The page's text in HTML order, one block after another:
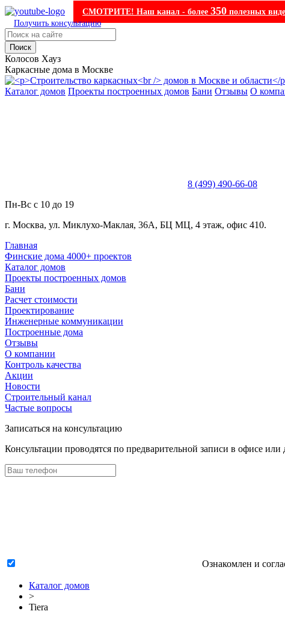
СМОТРИТЕ! Наш канал - более 350 полезных
Получить консультацию
Поиск
Колосов Хауз
Каркасные дома в Москве
Каталог домов Проекты построенных домов Бани Отзывы О
8 (499) 490-66-08
Пн-Вс с 10 до 19
г. Москва, ул. Миклухо-Маклая, 36А, БЦ МЦ, 4 этаж, офис 410.
Главная
Финские дома 4000+ проектов
Каталог домов
Проекты построенных домов
Бани
Расчет стоимости
Проектирование
Инженерные коммуникации
Построенные дома
Отзывы
О компании
Контроль качества
Акции
Новости
Строительный канал
Частые вопросы
Записаться на консультацию
Консультации проводятся по предварительной записи в офисе
Ознакомлен и
Каталог домов
>
Tiera